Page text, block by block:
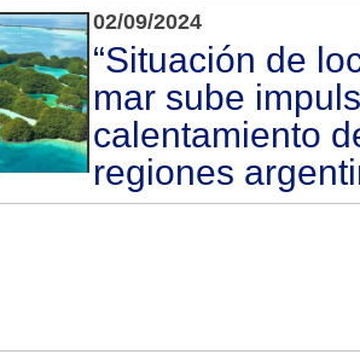
02/09/2024
“Situación de
mar sube
calentamiento
regiones